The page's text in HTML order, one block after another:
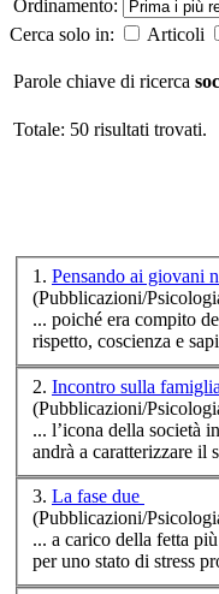
Ordinamento:
Cerca solo in:
Articoli
Parole chiave di ricerca
Totale: 50 risultati trovati.
1. Pensando ai giovani
(Pubblicazioni/
... poiché era compito
rispetto, coscienza e
2. Incontro sulla famiglia
(Pubblicazioni/
... l’icona della società
3. La fase due
(Pubblicazioni/
... a carico della fetta
per uno stato di stress